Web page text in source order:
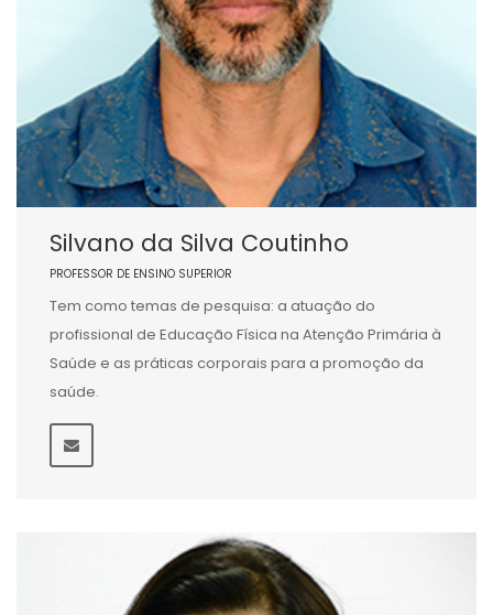
Silvano da Silva Coutinho
PROFESSOR DE ENSINO SUPERIOR
Tem como temas de pesquisa: a atuação do
profissional de Educação Física na Atenção Primária à
Saúde e as práticas corporais para a promoção da
saúde.